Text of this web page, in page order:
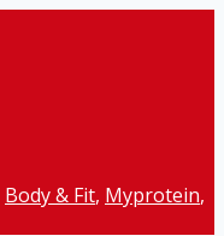
Body & Fit, Myprotein,